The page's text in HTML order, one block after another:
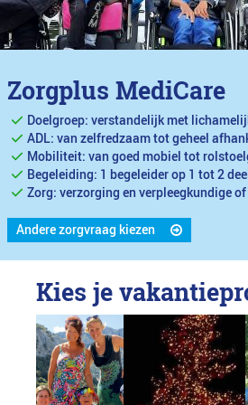
Zorgplus MediCare
Doelgroep: verstandelijk met
ADL: van zelfredzaam tot geheel
Mobiliteit: van goed mobiel tot
Begeleiding: 1 begeleider op 1 tot 2
Zorg: verzorging en verpleegkundige
Andere zorgvraag kiezen
Kies je